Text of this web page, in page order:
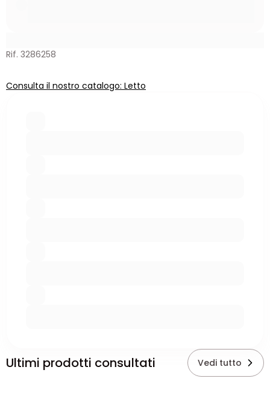
Rif. 3286258
Consulta il nostro catalogo: Letto
Ultimi prodotti consultati Vedi tutto